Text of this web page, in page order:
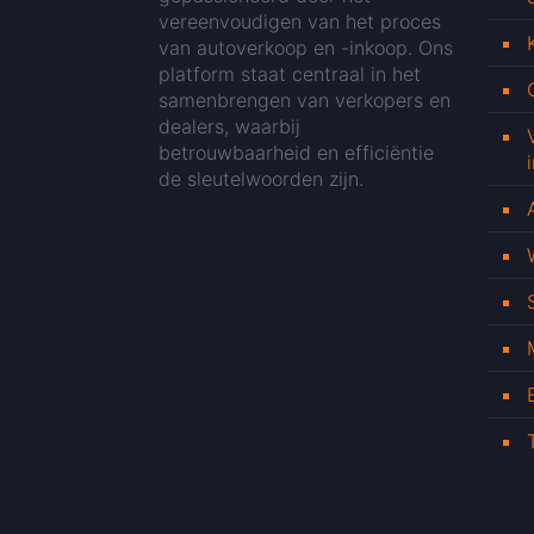
vereenvoudigen van het proces
van autoverkoop en -inkoop. Ons
platform staat centraal in het
samenbrengen van verkopers en
dealers, waarbij
betrouwbaarheid en efficiëntie
de sleutelwoorden zijn.